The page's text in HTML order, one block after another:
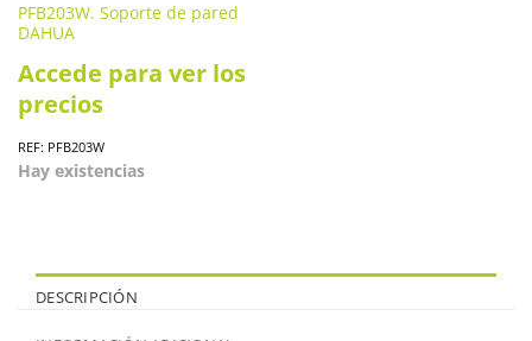
PFB203W. Soporte de pared
DAHUA
Accede para ver los
precios
REF: PFB203W
Hay existencias
DESCRIPCIÓN